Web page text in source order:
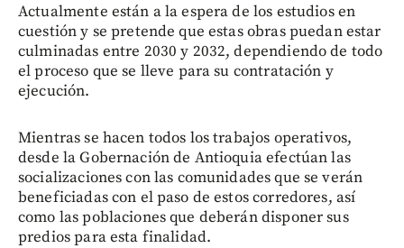
Actualmente están a la espera de los estudios en
cuestión y se pretende que estas obras puedan estar
culminadas entre 2030 y 2032, dependiendo de todo
el proceso que se lleve para su contratación y
ejecución.
Mientras se hacen todos los trabajos operativos,
desde la Gobernación de Antioquia efectúan las
socializaciones con las comunidades que se verán
beneficiadas con el paso de estos corredores, así
como las poblaciones que deberán disponer sus
predios para esta finalidad.